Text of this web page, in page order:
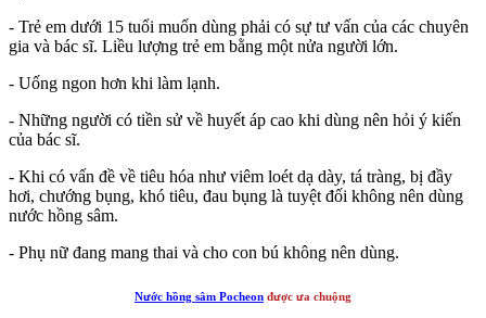
- Trẻ em dưới 15 tuổi muốn dùng phải có sự tư vấn của các chuyên
gia và bác sĩ. Liều lượng trẻ em bằng một nửa người lớn.
- Uống ngon hơn khi làm lạnh.
- Những người có tiền sử về huyết áp cao khi dùng nên hỏi ý kiến
của bác sĩ.
- Khi có vấn đề về tiêu hóa như viêm loét dạ dày, tá tràng, bị đầy
hơi, chướng bụng, khó tiêu, đau bụng là tuyệt đối không nên dùng
nước hồng sâm.
- Phụ nữ đang mang thai và cho con bú không nên dùng.
Nước hồng sâm Pocheon được ưa chuộng